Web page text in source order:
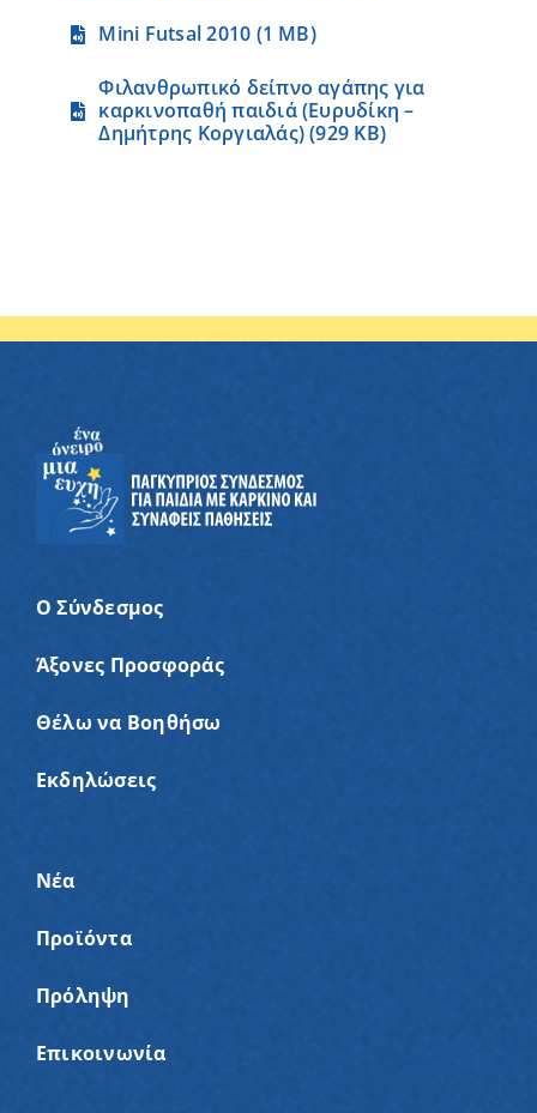
Mini Futsal 2010 (1 MB)
Φιλανθρωπικό δείπνο αγάπης για
καρκινοπαθή παιδιά (Ευρυδίκη –
Δημήτρης Κοργιαλάς) (929 KB)
Ο Σύνδεσμος
Άξονες Προσφοράς
Θέλω να Βοηθήσω
Εκδηλώσεις
Νέα
Προϊόντα
Πρόληψη
Επικοινωνία